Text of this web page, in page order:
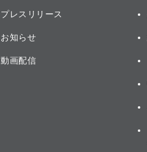
プレスリリース
お知らせ
動画配信